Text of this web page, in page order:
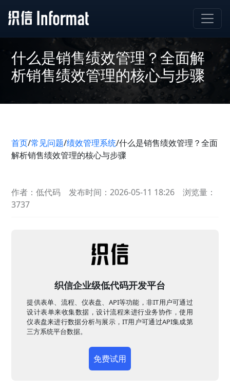
什么是销售绩效管理？全面解
析销售绩效管理的核心与步骤
首页/常见问题/绩效管理系统/什么是销售绩效管理？全面
解析销售绩效管理的核心与步骤
作者：低代码 发布时间：2026-05-11 18:26
浏览量：
3737
织信企业级低代码开发平台
提供表单、流程、仪表盘、API等功能，非IT用户可通过
设计表单来收集数据，设计流程来进行业务协作，使用
仪表盘来进行数据分析与展示，IT用户可通过API集成第
三方系统平台数据。
免费试用